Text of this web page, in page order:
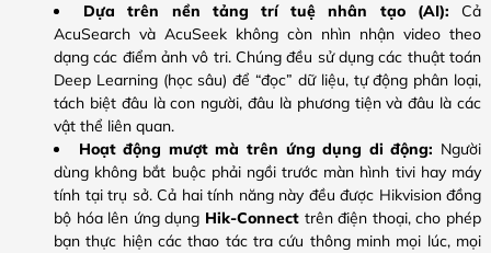
Dựa trên nền tảng trí tuệ nhân tạo (AI): Cả
AcuSearch và AcuSeek không còn nhìn nhận video theo
dạng các điểm ảnh vô tri. Chúng đều sử dụng các thuật toán
Deep Learning (học sâu) để “đọc” dữ liệu, tự động phân loại,
tách biệt đâu là con người, đâu là phương tiện và đâu là các
vật thể liên quan.
Hoạt động mượt mà trên ứng dụng di động: Người
dùng không bắt buộc phải ngồi trước màn hình tivi hay máy
tính tại trụ sở. Cả hai tính năng này đều được Hikvision đồng
bộ hóa lên ứng dụng Hik-Connect trên điện thoại, cho phép
bạn thực hiện các thao tác tra cứu thông minh mọi lúc, mọi